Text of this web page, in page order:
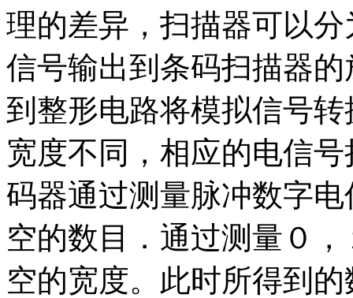
理的差异，扫描器可以
信号输出到条码扫描器
到整形电路将模拟信号
宽度不同，相应的电信
码器通过测量脉冲数字
空的数目．通过测量０
空的宽度。此时所得到